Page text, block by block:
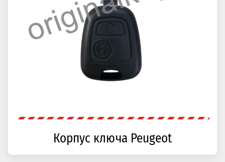
Корпус ключа Peugeot